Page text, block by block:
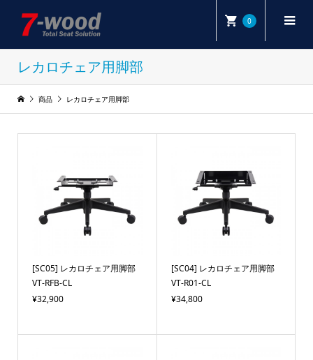
0
レカロチェア用脚部
商品 レカロチェア用脚部
[SC05] レカロチェア用脚部
VT-RFB-CL
¥32,900
[SC04] レカロチェア用脚部
VT-R01-CL
¥34,800